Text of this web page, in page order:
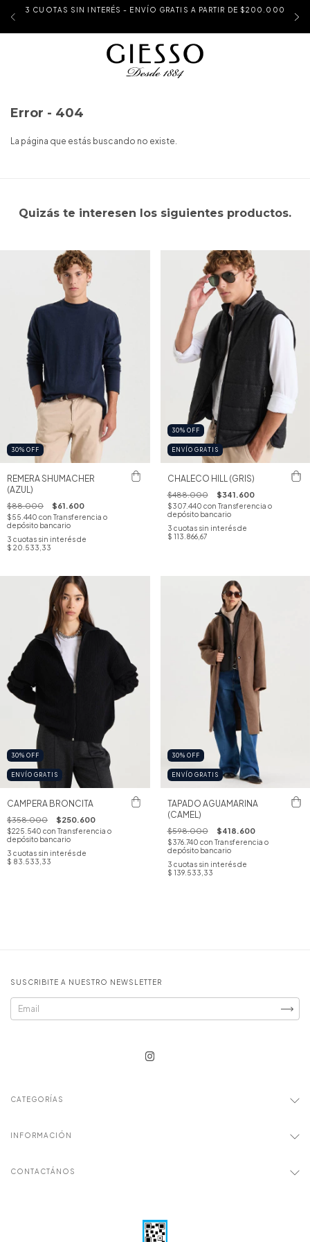
3 CUOTAS SIN INTERÉS - ENVÍO GRATIS A PARTIR DE $200.000
Error - 404
La página que estás buscando no existe.
Quizás te interesen los siguientes productos.
30% OFF
REMERA SHUMACHER
(AZUL)
$88.000 $61.600
$55.440 con Transferencia o
depósito bancario
3 cuotas sin interés de
$ 20.533,33
30% OFF
ENVÍO GRATIS
CHALECO HILL (GRIS)
$488.000 $341.600
$307.440 con Transferencia o
depósito bancario
3 cuotas sin interés de
$ 113.866,67
30% OFF
ENVÍO GRATIS
CAMPERA BRONCITA
$358.000 $250.600
$225.540 con Transferencia o
depósito bancario
3 cuotas sin interés de
$ 83.533,33
30% OFF
ENVÍO GRATIS
TAPADO AGUAMARINA
(CAMEL)
$598.000 $418.600
$376.740 con Transferencia o
depósito bancario
3 cuotas sin interés de
$ 139.533,33
SUSCRIBITE A NUESTRO NEWSLETTER
CATEGORÍAS
INFORMACIÓN
CONTACTÁNOS